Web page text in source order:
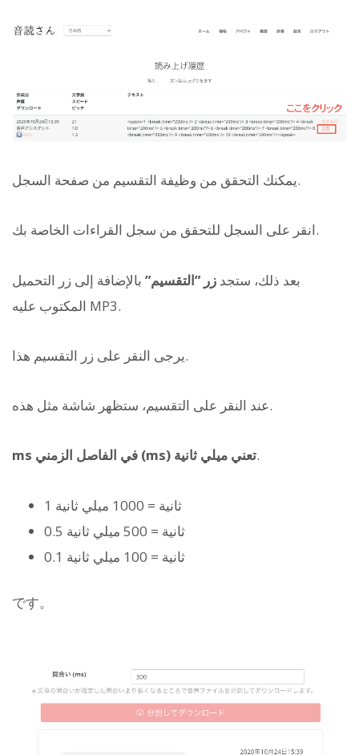
يمكنك التحقق من وظيفة التقسيم من صفحة السجل.
انقر على السجل للتحقق من سجل القراءات الخاصة بك.
بعد ذلك، ستجد زر ”التقسيم” بالإضافة إلى زر التحميل
المكتوب عليه MP3.
يرجى النقر على زر التقسيم هذا.
عند النقر على التقسيم، ستظهر شاشة مثل هذه.
ms في الفاصل الزمني (ms) تعني ميلي ثانية.
1 ثانية = 1000 ميلي ثانية
0.5 ثانية = 500 ميلي ثانية
0.1 ثانية = 100 ميلي ثانية
です。